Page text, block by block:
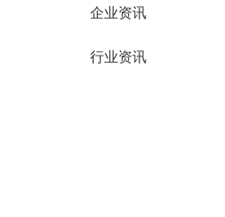
企业资讯
行业资讯